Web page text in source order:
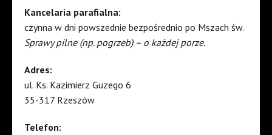
Kancelaria parafialna:
czynna w dni powszednie bezpośrednio po Mszach św.
Sprawy pilne (np. pogrzeb) – o każdej porze.
Adres:
ul. Ks. Kazimierz Guzego 6
35-317 Rzeszów
Telefon: